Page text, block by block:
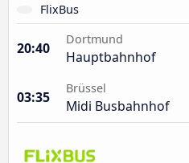
FlixBus
20:40
Dortmund
Hauptbahnhof
03:35
Brüssel
Midi Busbahnhof